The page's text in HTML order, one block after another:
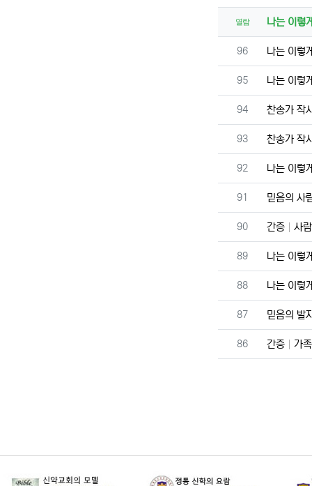
열람 나는 이렇
번호
96 나는 이렇
번호
95 나는 이렇
번호
94 찬송가 작
번호
93 찬송가 작
번호
92 나는 이렇
번호
91 믿음의 사
번호
90 간증 사
번호
89 나는 이렇
번호
88 나는 이렇
번호
87 믿음의 발
번호
86 간증 가